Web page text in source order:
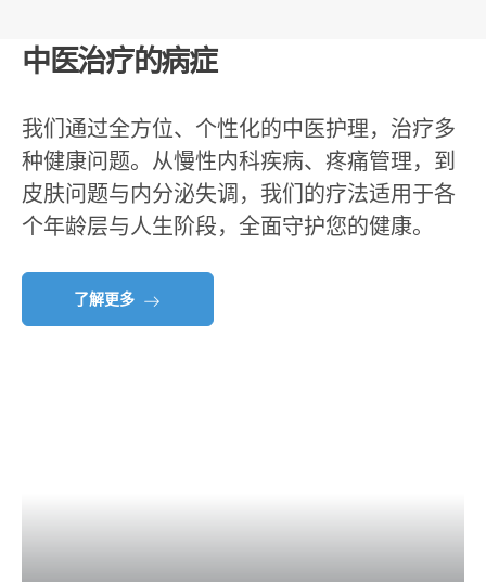
中医治疗的病症
我们通过全方位、个性化的中医护理，治疗多
种健康问题。从慢性内科疾病、疼痛管理，到
皮肤问题与内分泌失调，我们的疗法适用于各
个年龄层与人生阶段，全面守护您的健康。
了解更多